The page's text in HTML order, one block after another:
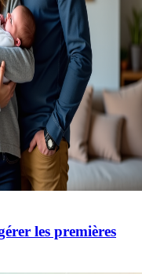
les premières